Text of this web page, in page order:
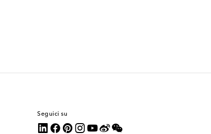
Seguici su